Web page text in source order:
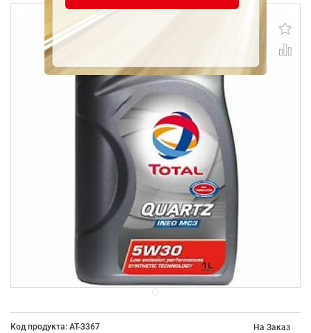
Код продукта: AT-3367 На Заказ